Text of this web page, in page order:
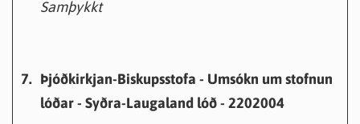
Samþykkt
7. Þjóðkirkjan-Biskupsstofa - Umsókn um stofnun
lóðar - Syðra-Laugaland lóð - 2202004